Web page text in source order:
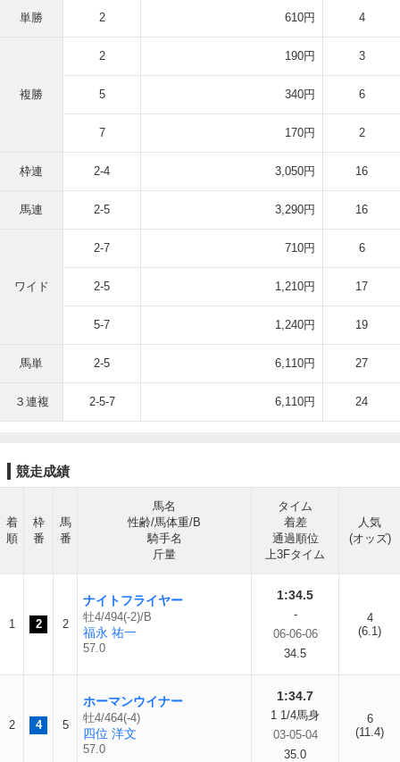
単勝 2 610円 4
複勝
2 190円 3
5 340円 6
7 170円 2
枠連 2-4 3,050円 16
馬連 2-5 3,290円 16
ワイド
2-7 710円 6
2-5 1,210円 17
5-7 1,240円 19
馬単 2-5 6,110円 27
３連複 2-5-7 6,110円 24
競走成績
着
順
枠
番
馬
番
馬名
性齢/馬体重/B
騎手名
斤量
タイム
着差
通過順位
上3Fタイム
人気
(オッズ)
1 2 2
ナイトフライヤー
牡4/494(-2)/B
福永 祐一
57.0
1:34.5
-
06-06-06
34.5
4
(6.1)
2 4 5
ホーマンウイナー
牡4/464(-4)
四位 洋文
57.0
1:34.7
1 1/4馬身
03-05-04
35.0
6
(11.4)